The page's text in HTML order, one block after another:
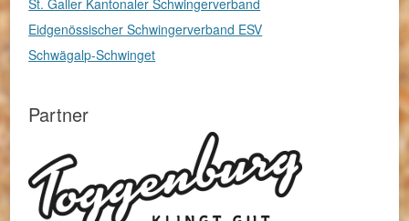
Eidgenössischer Schwingerverband ESV
Schwägalp-Schwinget
Partner